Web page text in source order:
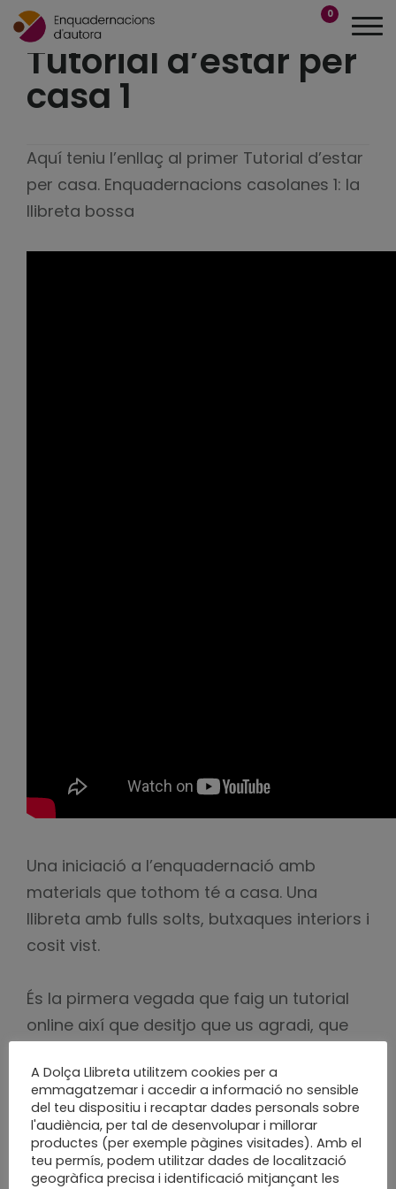
0
Tutorial d’estar per
casa 1
Aquí teniu l’enllaç al primer Tutorial d’estar
per casa. Enquadernacions casolanes 1: la
llibreta bossa
Una iniciació a l’enquadernació amb
materials que tothom té a casa. Una
llibreta amb fulls solts, butxaques interiors i
cosit vist.
És la pirmera vegada que faig un tutorial
online així que desitjo que us agradi, que
proveu amb diferents materials i que em
consulteu si teniu dubtes.
Aprofito per agrair al Ricard que m’ha
filmat i al meu fill Pau que ha editat el
A Dolça Llibreta utilitzem cookies per a
emmagatzemar i accedir a informació no sensible
del teu dispositiu i recaptar dades personals sobre
l'audiència, per tal de desenvolupar i millorar
productes (per exemple pàgines visitades). Amb el
teu permís, podem utilitzar dades de localització
geogràfica precisa i identificació mitjançant les